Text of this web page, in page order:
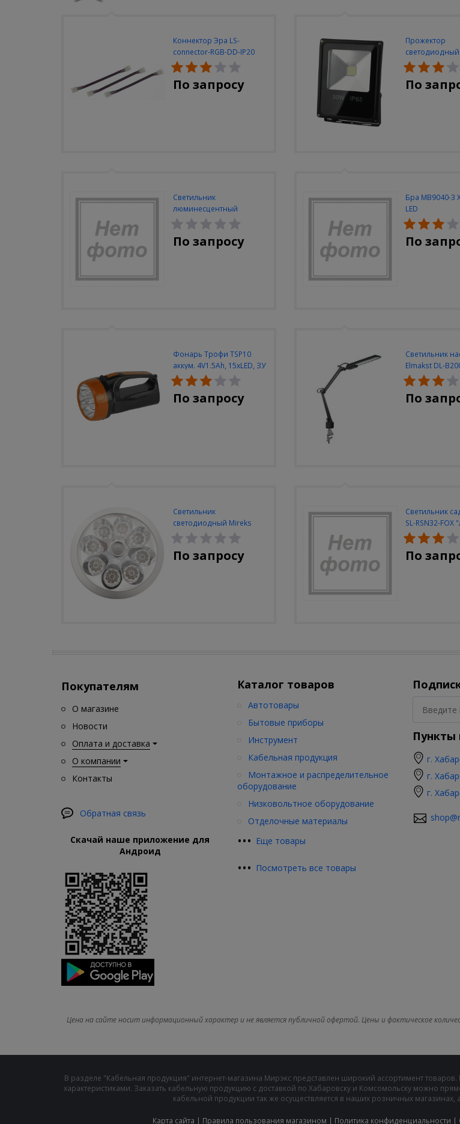
Коннектор Эра LS-
connector-RGB-DD-IP20
(3шт/уп)
По запросу
Прожектор
светодиодный
30W-6500K-M
По
Светильник
люминесцентный
Navigator NEL-A2-E130-T4-
840/WH
По запросу
Бра MB9040-3
LED
По
Фонарь Трофи TSP10
аккум. 4V1.5Ah, 15xLED, ЗУ
вилка 220V
По запросу
Светильник
Elmakst DL-
черный
По
Светильник
светодиодный Mireks
С-310-80-S (5W/4000-
5000K/500lm/датчик
движения)
По запросу
Светильник
SL-RSN32-FOX
солн.бат,
цветной, 32 см
По
Покупателям
О магазине
Новости
Оплата и доставка
О компании
Контакты
Обратная связь
Скачай наше приложение для
Андроид
Каталог товаров
••• Еще товары
Автотовары
Бытовые приборы
Инструмент
Кабельная продукция
Монтажное и распределительное
оборудование
Низковольтное оборудование
Отделочные материалы
••• Посмотреть все товары
Пункты
г.
г.
г.
Цена на сайте носит информационный характер и не является публичной офертой. Цены и фактическое
В разделе "Кабельная продукция" интернет-магазина Мирэкс представлен широкий ассортимент
характеристиками. Заказать кабельную продукцию с доставкой по Хабаровску и Комсомольску можно
кабельной продукции так же осуществляется в наших розничных магазинах,
Карта сайта | Правила пользования магазином | Политика конфиденциальности |